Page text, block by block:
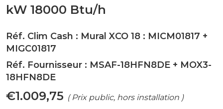
kW 18000 Btu/h
Réf. Clim Cash : Mural XCO 18 : MICM01817 +
MIGC01817
Réf. Fournisseur : MSAF-18HFN8DE + MOX3-
18HFN8DE
€1.009,75 ( Prix public, hors installation )